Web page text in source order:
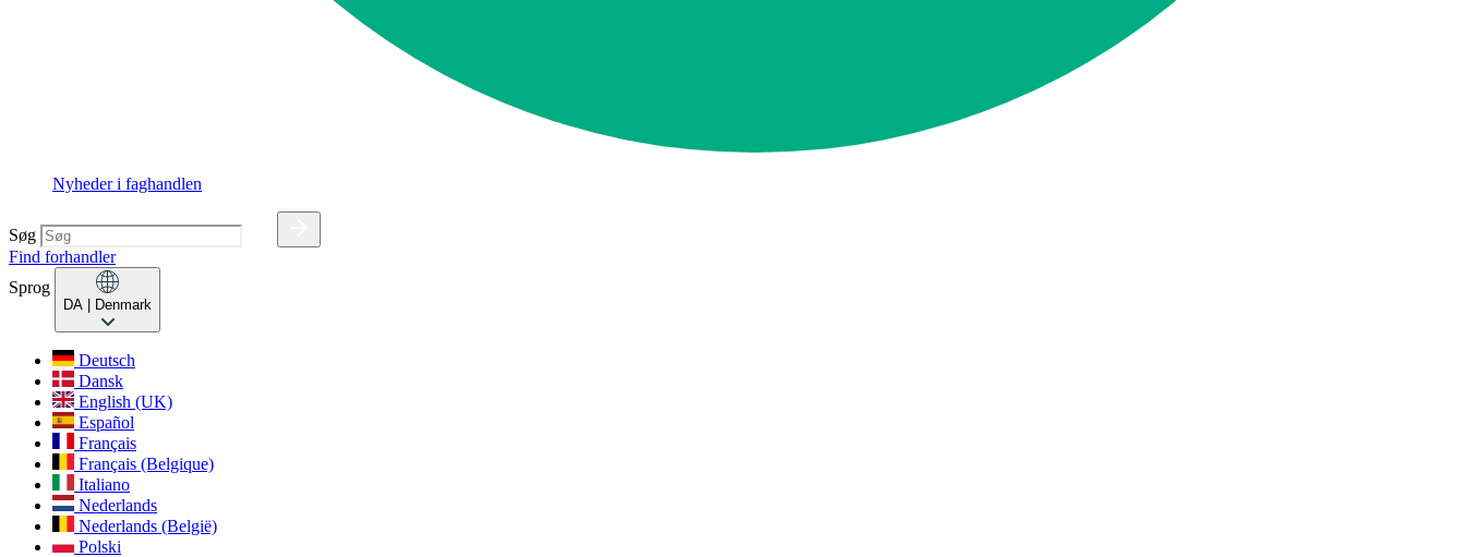
Nyheder i faghandlen
Søg
Find forhandler
Sprog
DA | Denmark
Deutsch
Dansk
English (UK)
Español
Français
Français (Belgique)
Italiano
Nederlands
Nederlands (België)
Polski